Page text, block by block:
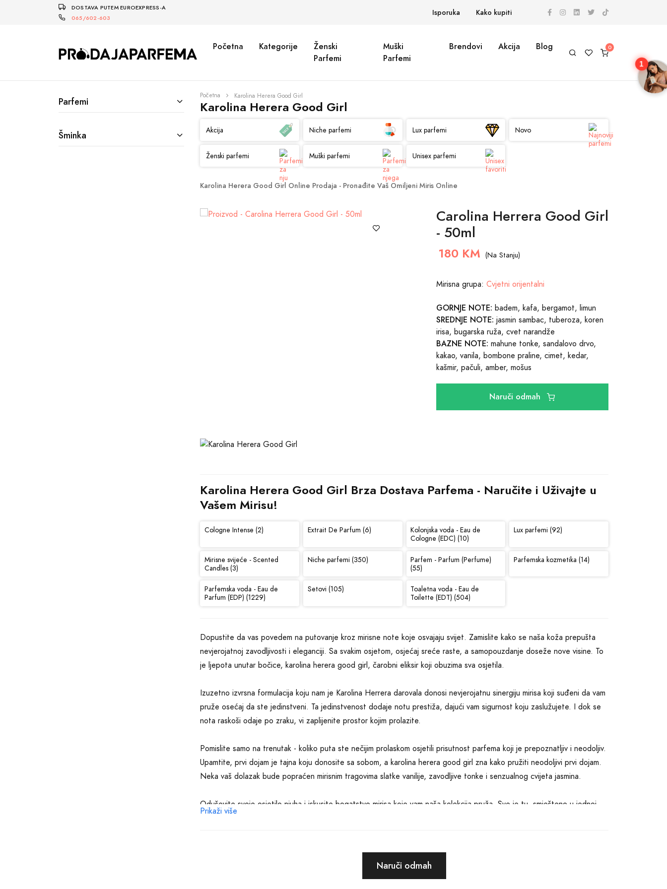
DOSTAVA PUTEM EUROEXPRESS-A
065/602-603
Isporuka Kako kupiti
Početna Kategorije
Ženski
Parfemi
Muški
Parfemi
Brendovi Akcija Blog
Parfemi
Šminka
Početna Karolina Herera Good Girl
Karolina Herera Good Girl
Akcija Niche parfemi Lux parfemi Novo
Ženski parfemi Muški parfemi Unisex parfemi
Karolina Herera Good Girl Online Prodaja - Pronađite Vaš Omiljeni Miris Online
Carolina Herrera Good Girl
- 50ml
180 KM (Na Stanju)
Mirisna grupa: Cvjetni orijentalni
GORNJE NOTE: badem, kafa, bergamot, limun
SREDNJE NOTE: jasmin sambac, tuberoza, koren
irisa, bugarska ruža, cvet narandže
BAZNE NOTE: mahune tonke, sandalovo drvo,
kakao, vanila, bombone praline, cimet, kedar,
kašmir, pačuli, amber, mošus
Naruči odmah
Karolina Herera Good Girl Brza Dostava Parfema - Naručite i Uživajte u
Vašem Mirisu!
Cologne Intense (2) Extrait De Parfum (6)
Kolonjska voda - Eau de
Cologne (EDC) (10)
Lux parfemi (92)
Mirisne svijeće - Scented
Candles (3)
Niche parfemi (350)
Parfem - Parfum (Perfume)
(55)
Parfemska kozmetika (14)
Parfemska voda - Eau de
Parfum (EDP) (1229)
Setovi (105)
Toaletna voda - Eau de
Toilette (EDT) (504)
Dopustite da vas povedem na putovanje kroz mirisne note koje osvajaju svijet. Zamislite kako se naša koža prepušta
nevjerojatnoj zavodljivosti i eleganciji. Sa svakim osjetom, osjećaj sreće raste, a samopouzdanje doseže nove visine. To
je ljepota unutar bočice, karolina herera good girl, čarobni eliksir koji obuzima sva osjetila.
Izuzetno izvrsna formulacija koju nam je Karolina Herrera darovala donosi nevjerojatnu sinergiju mirisa koji suđeni da vam
pruže osećaj da ste jedinstveni. Ta jedinstvenost dodaje notu prestiža, dajući vam sigurnost koju zaslužujete. I dok se
nota raskoši odaje po zraku, vi zaplijenite prostor kojim prolazite.
Pomislite samo na trenutak - koliko puta ste nečijim prolaskom osjetili prisutnost parfema koji je prepoznatljiv i neodoljiv.
Upamtite, prvi dojam je tajna koju donosite sa sobom, a karolina herera good girl zna kako pružiti neodoljivi prvi dojam.
Neka vaš dolazak bude popraćen mirisnim tragovima slatke vanilije, zavodljive tonke i senzualnog cvijeta jasmina.
Oduševite svoje osjetilo njuha i iskusite bogatstvo mirisa koje vam naša kolekcija pruža. Sve je tu, smješteno u jednoj
Pomislite samo koliko je važno ostaviti trag svaki put kada zakoračite. Morate biti sigurni da taj trag ostaje duboko
Prikaži više
Naruči odmah
1